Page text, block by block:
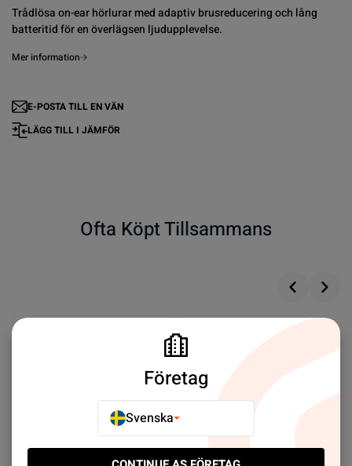
Trådlösa on-earhörlurarmed adaptiv brusreducering och lång
batteritid för en överlägsen ljudupplevelse.
Mer information
E-POSTA TILL EN VÄN
LÄGG TILL I JÄMFÖR
Ofta Köpt Tillsammans
Företag
Svenska